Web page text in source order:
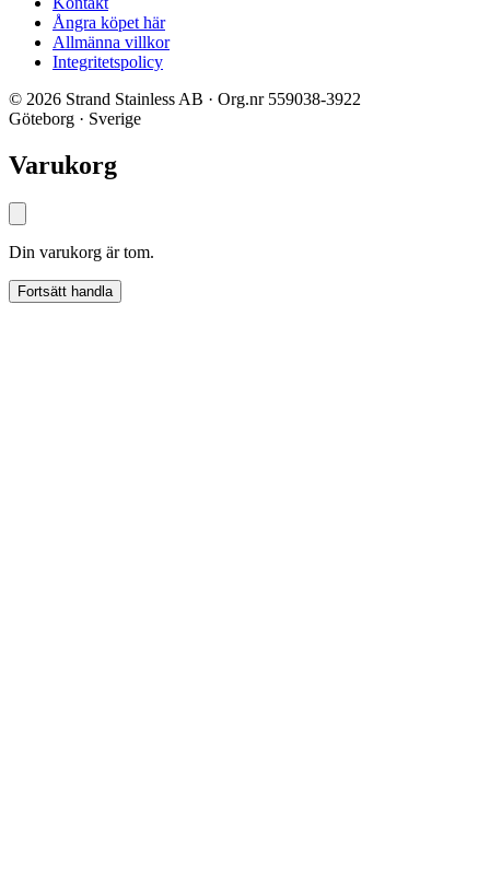
Ångra köpet här
Allmänna villkor
Integritetspolicy
© 2026 Strand Stainless AB · Org.nr 559038-3922
Göteborg · Sverige
Varukorg
Din varukorg är tom.
Fortsätt handla